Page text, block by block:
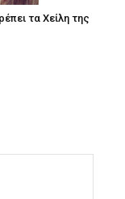
τα Χείλη της